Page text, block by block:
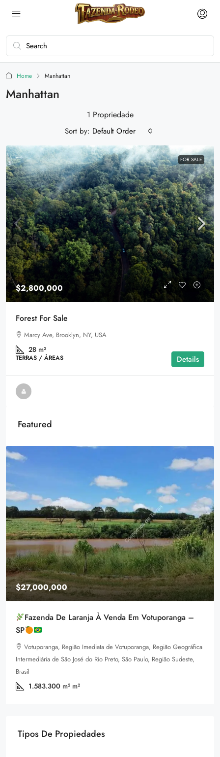
Home Manhattan
Manhattan
1 Propriedade
Sort by: Default Order
FOR SALE
$2,800,000
Forest For Sale
Marcy Ave, Brooklyn, NY, USA
28 m²
TERRAS / ÁREAS Details
Featured
$27,000,000
Fazenda De Laranja À Venda Em Votuporanga –
SP
Votuporanga, Região Imediata de Votuporanga, Região Geográfica
Intermediária de São José do Rio Preto, São Paulo, Região Sudeste,
Brasil
1.583.300 m² m²
Tipos De Propiedades